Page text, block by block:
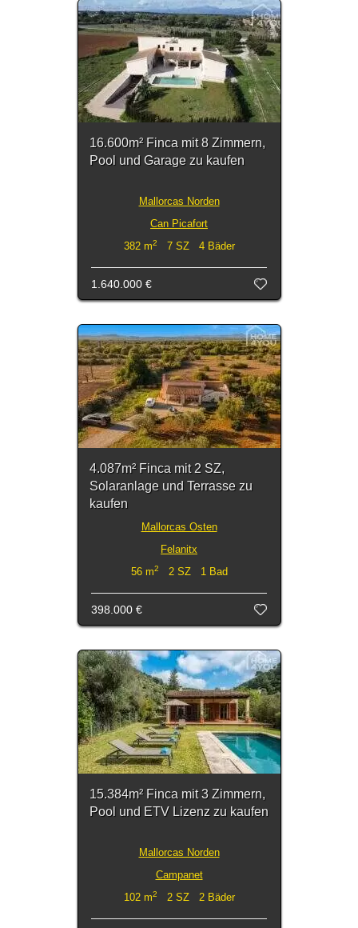
16.600m² Finca mit 8 Zimmern,
Pool und Garage zu kaufen
Mallorcas Norden
Can Picafort
382 m2 7 SZ 4 Bäder
1.640.000 €
4.087m² Finca mit 2 SZ,
Solaranlage und Terrasse zu
kaufen
Mallorcas Osten
Felanitx
56 m2 2 SZ 1 Bad
398.000 €
15.384m² Finca mit 3 Zimmern,
Pool und ETV Lizenz zu kaufen
Mallorcas Norden
Campanet
102 m2 2 SZ 2 Bäder